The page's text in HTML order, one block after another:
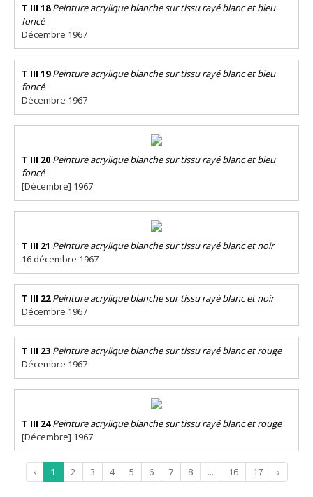
T III 18 Peinture acrylique blanche sur tissu rayé blanc et bleu
foncé
Décembre 1967
T III 19 Peinture acrylique blanche sur tissu rayé blanc et bleu
foncé
Décembre 1967
T III 20 Peinture acrylique blanche sur tissu rayé blanc et bleu
foncé
[Décembre] 1967
T III 21 Peinture acrylique blanche sur tissu rayé blanc et noir
16 décembre 1967
T III 22 Peinture acrylique blanche sur tissu rayé blanc et noir
Décembre 1967
T III 23 Peinture acrylique blanche sur tissu rayé blanc et rouge
Décembre 1967
T III 24 Peinture acrylique blanche sur tissu rayé blanc et rouge
[Décembre] 1967
‹ 1 2 3 4 5 6 7 8 ... 16 17 ›